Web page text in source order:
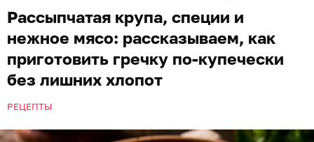
Рассыпчатая крупа, специи и
нежное мясо: рассказываем, как
приготовить гречку по-купечески
без лишних хлопот
РЕЦЕПТЫ